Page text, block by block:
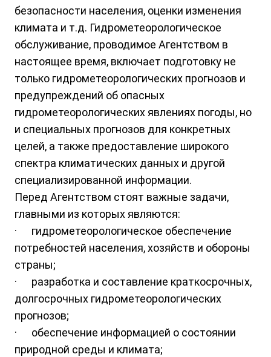
безопасности населения, оценки изменения
климата и т.д. Гидрометеорологическое
обслуживание, проводимое Агентством в
настоящее время, включает подготовку не
только гидрометеорологических прогнозов и
предупреждений об опасных
гидрометеорологических явлениях погоды, но
и специальных прогнозов для конкретных
целей, а также предоставление широкого
спектра климатических данных и другой
специализированной информации.
Перед Агентством стоят важные задачи,
главными из которых являются:
· гидрометеорологическое обеспечение
потребностей населения, хозяйств и обороны
страны;
· разработка и составление краткосрочных,
долгосрочных гидрометеорологических
прогнозов;
· обеспечение информацией о состоянии
природной среды и климата;